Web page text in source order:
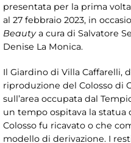
presentata per la prima
al 27 febbraio 2023, in
Beautya cura di Salvatore
Denise La Monica.
Il Giardino di Villa Caffarelli,
riproduzione del Colosso di
sull’area occupata dal
un tempo ospitava la statua
Colosso fu ricavato o che
modello di derivazione. I